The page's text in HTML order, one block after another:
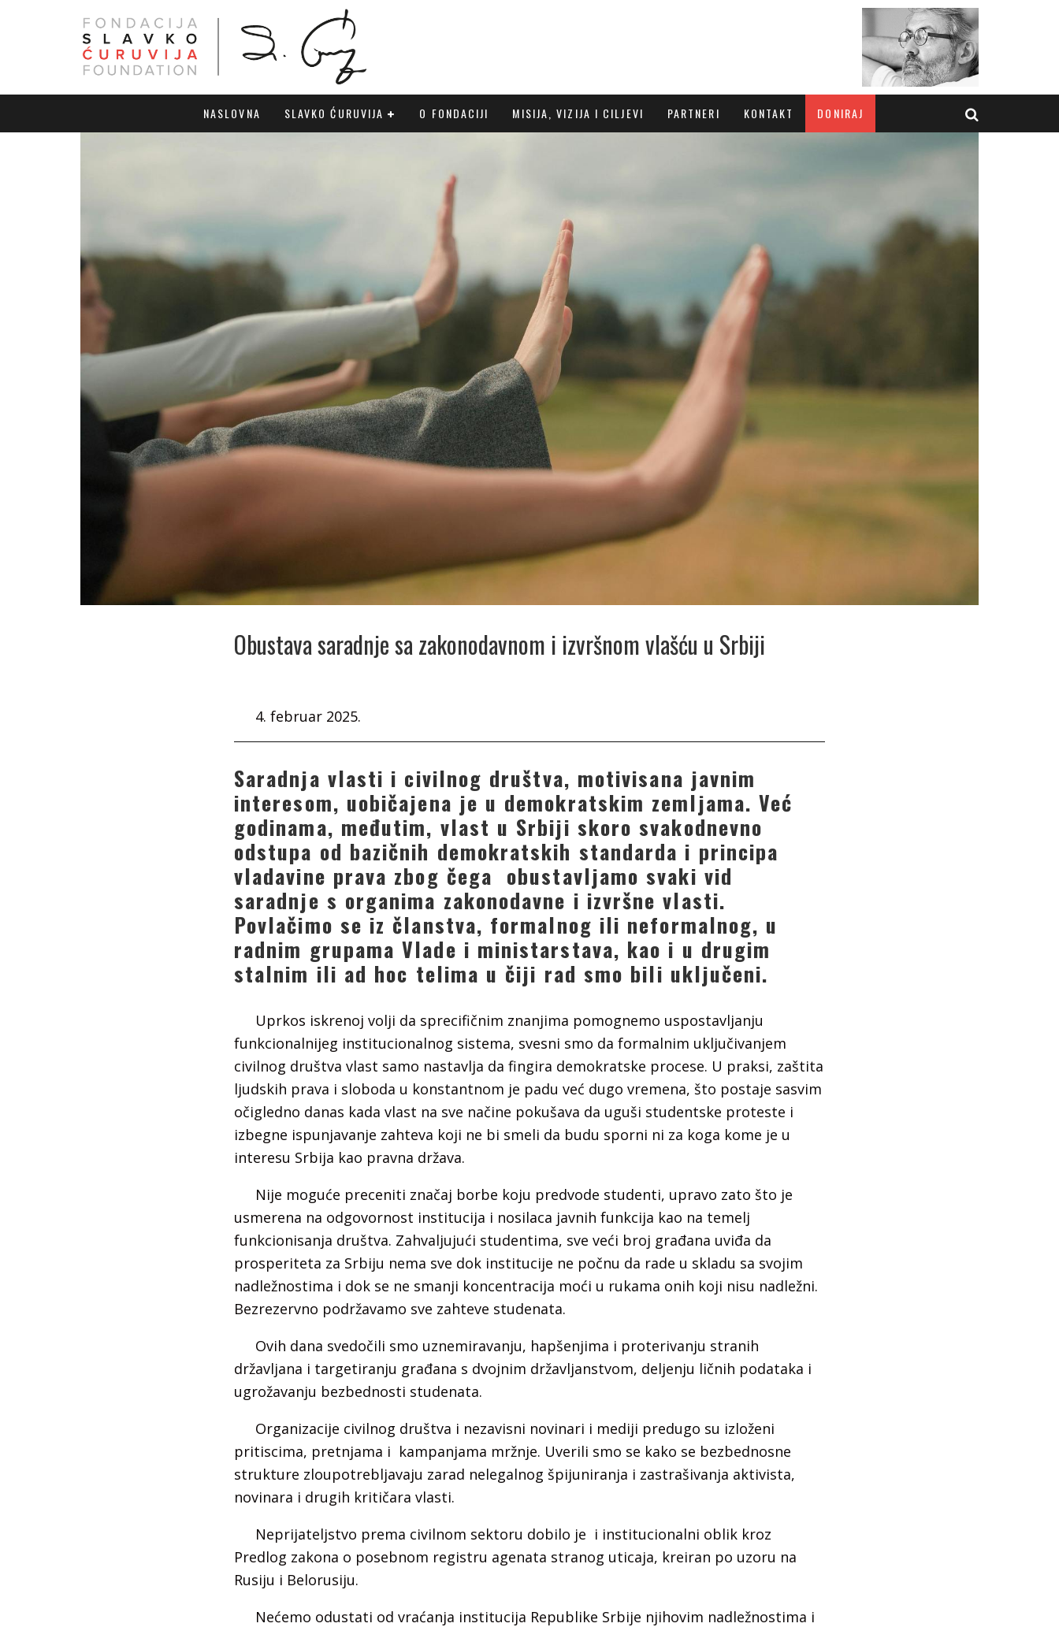
NASLOVNA SLAVKO ĆURUVIJA O FONDACIJI MISIJA, VIZIJA I CILJEVI PARTNERI KONTAKT DONIRAJ
Obustava saradnje sa zakonodavnom i izvršnom vlašću u Srbiji
4. februar 2025.
Saradnja vlasti i civilnog društva, motivisana javnim
interesom, uobičajena je u demokratskim zemljama. Već
godinama, međutim, vlast u Srbiji skoro svakodnevno
odstupa od bazičnih demokratskih standarda i principa
vladavine prava zbog čega obustavljamo svaki vid
saradnje s organima zakonodavne i izvršne vlasti.
Povlačimo se iz članstva, formalnog ili neformalnog, u
radnim grupama Vlade i ministarstava, kao i u drugim
stalnim ili ad hoc telima u čiji rad smo bili uključeni.
Uprkos iskrenoj volji da sprecifičnim znanjima pomognemo uspostavljanju
funkcionalnijeg institucionalnog sistema, svesni smo da formalnim uključivanjem
civilnog društva vlast samo nastavlja da fingira demokratske procese. U praksi, zaštita
ljudskih prava i sloboda u konstantnom je padu već dugo vremena, što postaje sasvim
očigledno danas kada vlast na sve načine pokušava da uguši studentske proteste i
izbegne ispunjavanje zahteva koji ne bi smeli da budu sporni ni za koga kome je u
interesu Srbija kao pravna država.
Nije moguće preceniti značaj borbe koju predvode studenti, upravo zato što je
usmerena na odgovornost institucija i nosilaca javnih funkcija kao na temelj
funkcionisanja društva. Zahvaljujući studentima, sve veći broj građana uviđa da
prosperiteta za Srbiju nema sve dok institucije ne počnu da rade u skladu sa svojim
nadležnostima i dok se ne smanji koncentracija moći u rukama onih koji nisu nadležni.
Bezrezervno podržavamo sve zahteve studenata.
Ovih dana svedočili smo uznemiravanju, hapšenjima i proterivanju stranih
državljana i targetiranju građana s dvojnim državljanstvom, deljenju ličnih podataka i
ugrožavanju bezbednosti studenata.
Organizacije civilnog društva i nezavisni novinari i mediji predugo su izloženi
pritiscima, pretnjama i kampanjama mržnje. Uverili smo se kako se bezbednosne
strukture zloupotrebljavaju zarad nelegalnog špijuniranja i zastrašivanja aktivista,
novinara i drugih kritičara vlasti.
Neprijateljstvo prema civilnom sektoru dobilo je i institucionalni oblik kroz
Predlog zakona o posebnom registru agenata stranog uticaja, kreiran po uzoru na
Rusiju i Belorusiju.
Nećemo odustati od vraćanja institucija Republike Srbije njihovim nadležnostima i